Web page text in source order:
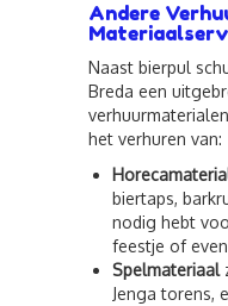
Andere
Naast bierpul
Breda een
het verhuren van:
biertaps,
nodig hebt
feestje of
Spelmateriaal
Jenga torens,